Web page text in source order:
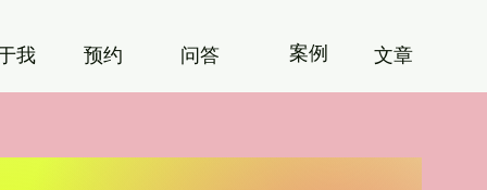
我 ​预约 ​问答 案例 文章